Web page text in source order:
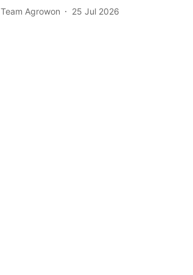
Team Agrowon 25 Jul 2026